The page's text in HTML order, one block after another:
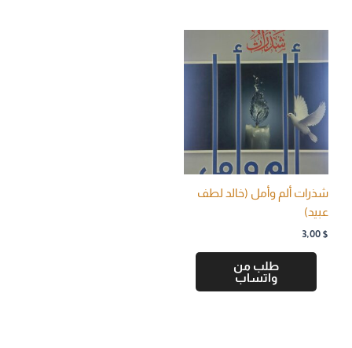
شذرات ألم وأمل (خالد لطف
عبيد)
3,00 $
طلب من
واتساب